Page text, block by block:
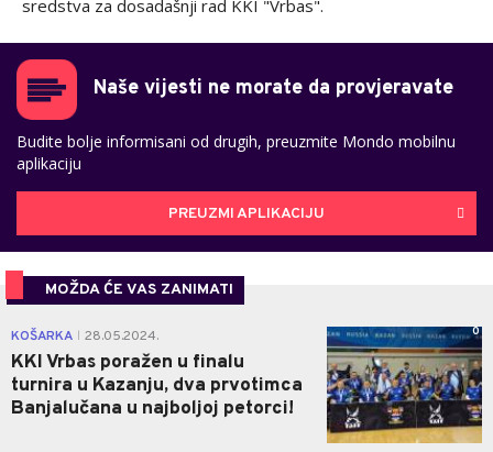
sredstva za dosadašnji rad KKI "Vrbas".
Naše vijesti ne morate da provjeravate
Budite bolje informisani od drugih, preuzmite Mondo mobilnu
aplikaciju
PREUZMI APLIKACIJU
MOŽDA ĆE VAS ZANIMATI
KOŠARKA 28.05.2024.
KKI Vrbas poražen u finalu
turnira u Kazanju, dva prvotimca
Banjalučana u najboljoj petorci!
0